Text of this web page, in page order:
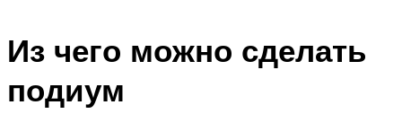
Из чего можно сделать
подиум